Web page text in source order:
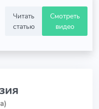
Читать
статью
Смотреть
видео